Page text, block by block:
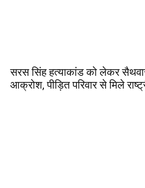
सरस सिंह हत्याकांड को लेकर
आक्रोश, पीड़ित परिवार से मिले